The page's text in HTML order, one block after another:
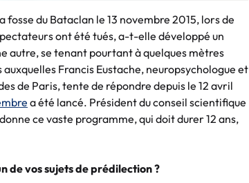
du Bataclan le 13 novembre 2015, lors de
ont été tués, a-t-elle développé un
autre, se tenant pourtant à quelques mètres
auxquelles Francis Eustache, neuropsychologue et
de Paris, tente de répondre depuis le 12 avril
a été lancé. Président du conseil scientifique
ce vaste programme, qui doit durer 12 ans,
de vos sujets de prédilection ?